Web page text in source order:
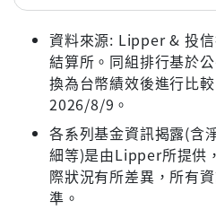
資料來源: Lipper & 投
結算所。同組排行基於
換為台幣績效後進行比
2026/8/9。
各系列基金資訊揭露(含
細等)是由Lipper所提供
際狀況有所差異，所有
準。